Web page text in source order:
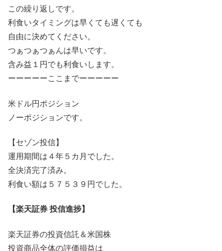
この繰り返しです。
利食いタイミングは早くても遅くても
自由に決めてください。
つぁつぁつぁんは早いです。
含み益１円でも利食いします。
ーーーーーここまでーーーーー
米ドル円ポジション
ノーポジションです。
【セゾン投信】
運用期間は４年５カ月でした。
全決済完了済み。
利食い額は５７５３９円でした。
【楽天証券 投信進捗】
楽天証券の投資信託＆米国株
投資商品全体の評価損益は